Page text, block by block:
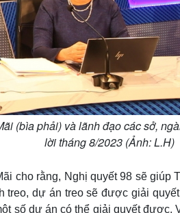
(bìa phải) và lãnh đạo các sở,
lời tháng 8/2023 (Ảnh: L.H)
cho rằng, Nghị quyết 98 sẽ giúp
treo, dự án treo sẽ được giải
số dự án có thể giải quyết được.